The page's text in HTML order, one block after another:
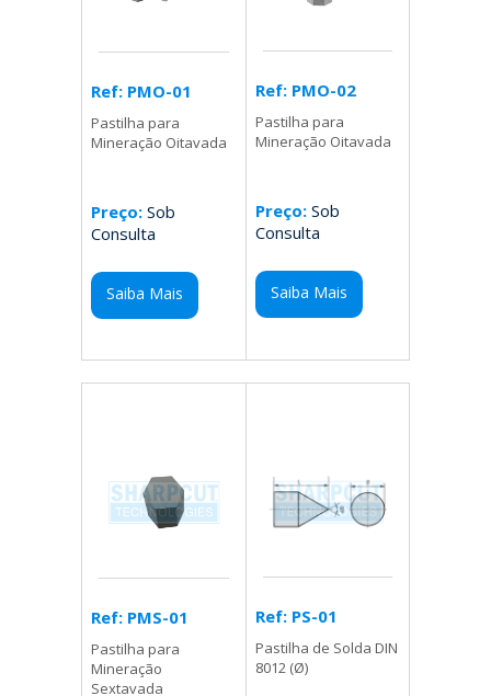
Ref: PMO-01
Pastilha para
Mineração Oitavada
Preço: Sob
Consulta
Saiba Mais
Ref: PMO-02
Pastilha para
Mineração Oitavada
Preço:Sob
Consulta
Saiba Mais
Ref: PMS-01
Pastilha para
Mineração
Sextavada
Ref: PS-01
Pastilha de Solda DIN
8012 (Ø)